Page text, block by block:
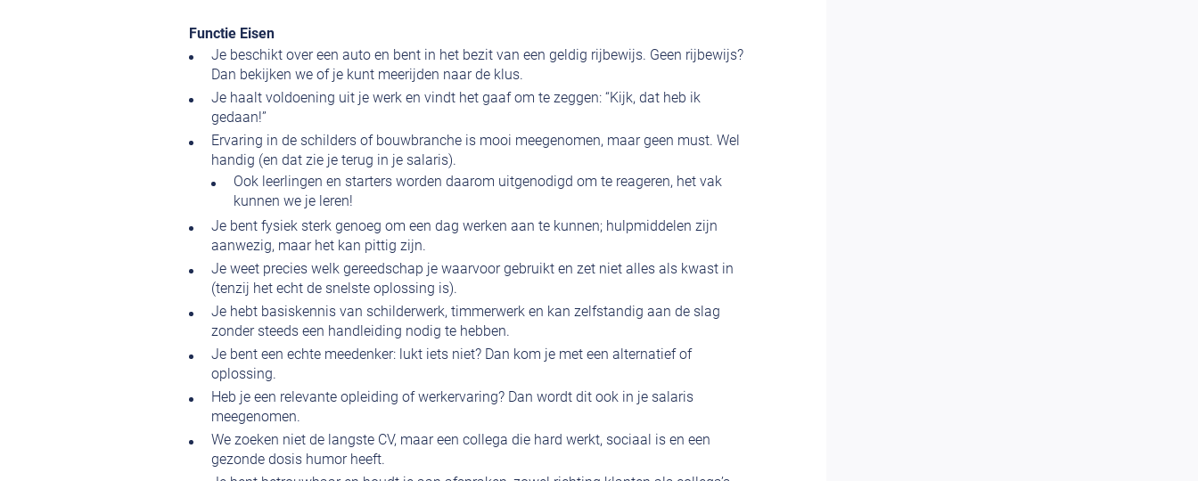
Functie Eisen
Je beschikt over een auto en bent in het bezit van een geldig rijbewijs. Geen rijbewijs?
Dan bekijken we of je kunt meerijden naar de klus.
Je haalt voldoening uit je werk en vindt het gaaf om te zeggen: “Kijk, dat heb ik
gedaan!”
Ervaring in de schilders of bouwbranche is mooi meegenomen, maar geen must. Wel
handig (en dat zie je terug in je salaris).
Ook leerlingen en starters worden daarom uitgenodigd om te reageren, het vak
kunnen we je leren!
Je bent fysiek sterk genoeg om een dag werken aan te kunnen; hulpmiddelen zijn
aanwezig, maar het kan pittig zijn.
Je weet precies welk gereedschap je waarvoor gebruikt en zet niet alles als kwast in
(tenzij het echt de snelste oplossing is).
Je hebt basiskennis van schilderwerk, timmerwerk en kan zelfstandig aan de slag
zonder steeds een handleiding nodig te hebben.
Je bent een echte meedenker: lukt iets niet? Dan kom je met een alternatief of
oplossing.
Heb je een relevante opleiding of werkervaring? Dan wordt dit ook in je salaris
meegenomen.
We zoeken niet de langste CV, maar een collega die hard werkt, sociaal is en een
gezonde dosis humor heeft.